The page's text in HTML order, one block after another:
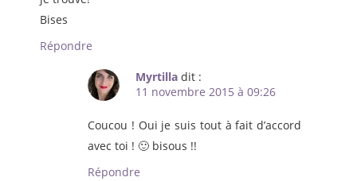
Bises
Répondre
Myrtilla dit :
11 novembre 2015 à 09:26
Coucou ! Oui je suis tout à fait d’accord
avec toi ! 🙂 bisous !!
Répondre